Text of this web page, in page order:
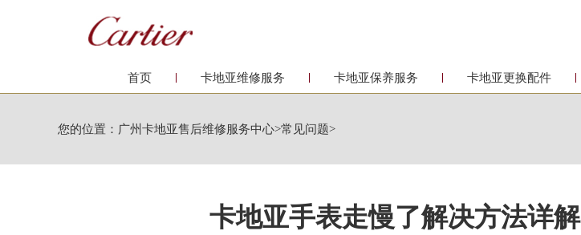
首页 卡地亚维修服务 卡地亚保养服务 卡地亚更换配件
您的位置： 广州卡地亚售后维修服务中心>常见问题>
卡地亚手表走慢了解决方法详解